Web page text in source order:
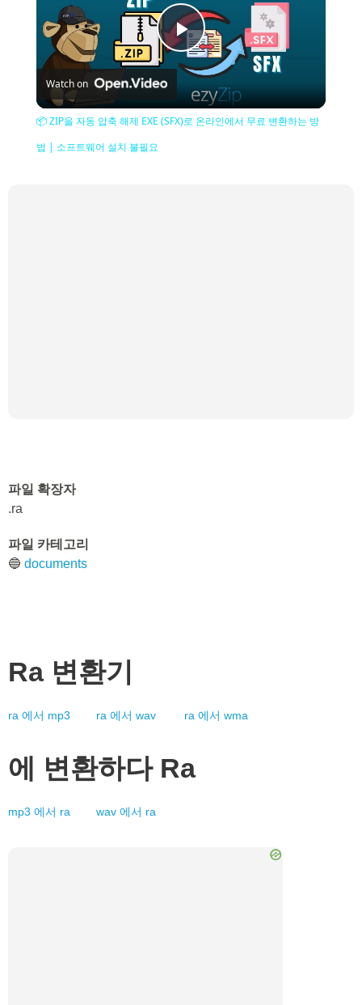
Play
Video
Watch on
📦 ZIP을 자동 압축 해제 EXE (SFX)로 온라인에서 무료 변환하는 방
법 | 소프트웨어 설치 불필요
파일 확장자
.ra
파일 카테고리
🔵 documents
Ra 변환기
ra 에서 mp3 ra 에서 wav ra 에서 wma
에 변환하다 Ra
mp3 에서 ra wav 에서 ra